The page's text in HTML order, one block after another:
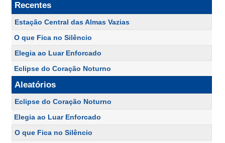
Recentes
Estação Central das Almas Vazias
O que Fica no Silêncio
Elegia ao Luar Enforcado
Eclipse do Coração Noturno
Aleatórios
Eclipse do Coração Noturno
Elegia ao Luar Enforcado
O que Fica no Silêncio